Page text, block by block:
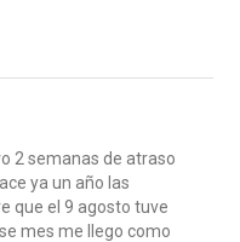
2 semanas de atraso
ya un año las
que el 9 agosto tuve
mes me llego como